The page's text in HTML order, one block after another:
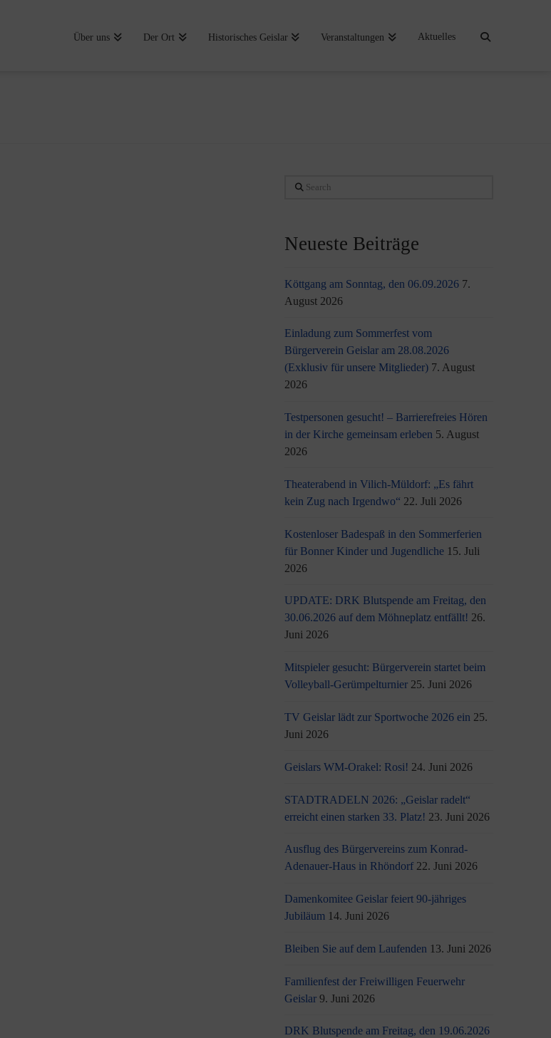
Über uns Der Ort Historisches Geislar Veranstaltungen Aktuelles
Search
Neueste Beiträge
Köttgang am Sonntag, den 06.09.2026 7.
August 2026
Einladung zum Sommerfest vom
Bürgerverein Geislar am 28.08.2026
(Exklusiv für unsere Mitglieder) 7. August
2026
Testpersonen gesucht! – Barrierefreies Hören
in der Kirche gemeinsam erleben 5. August
2026
Theaterabend in Vilich-Müldorf: „Es fährt
kein Zug nach Irgendwo“ 22. Juli 2026
Kostenloser Badespaß in den Sommerferien
für Bonner Kinder und Jugendliche 15. Juli
2026
UPDATE: DRK Blutspende am Freitag, den
30.06.2026 auf dem Möhneplatz entfällt! 26.
Juni 2026
Mitspieler gesucht: Bürgerverein startet beim
Volleyball-Gerümpelturnier 25. Juni 2026
TV Geislar lädt zur Sportwoche 2026 ein 25.
Juni 2026
Geislars WM-Orakel: Rosi! 24. Juni 2026
STADTRADELN 2026: „Geislar radelt“
erreicht einen starken 33. Platz! 23. Juni 2026
Ausflug des Bürgervereins zum Konrad-
Adenauer-Haus in Rhöndorf 22. Juni 2026
Damenkomitee Geislar feiert 90-jähriges
Jubiläum 14. Juni 2026
Bleiben Sie auf dem Laufenden 13. Juni 2026
Familienfest der Freiwilligen Feuerwehr
Geislar 9. Juni 2026
DRK Blutspende am Freitag, den 19.06.2026